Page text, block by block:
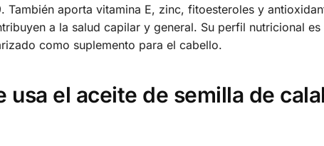
También aporta vitamina E, zinc, fitoesteroles y
a la salud capilar y general. Su perfil nutricional
como suplemento para el cabello.
usa el aceite de semilla de